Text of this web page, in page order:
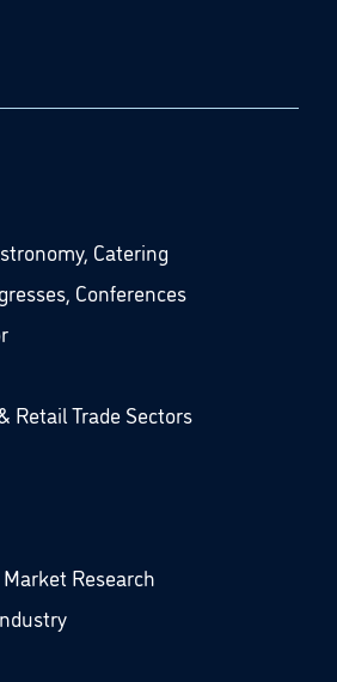
Catering
Conferences
Retail Trade Sectors
Research